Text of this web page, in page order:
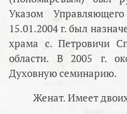
Указом
15.01.2004 г. был
храма с. Петровичи
области. В 2005 г.
Духовную семинарию.
Женат. Имеет